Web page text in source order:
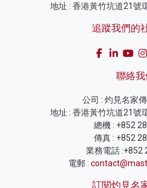
地址 : 香港黃竹坑道21號
追蹤我們的
聯絡我
公司 : 灼見名家
地址 : 香港黃竹坑道21號
總機 : +852
傳真 : +852
業務電話 :+852
電郵 :
訂閱灼見名